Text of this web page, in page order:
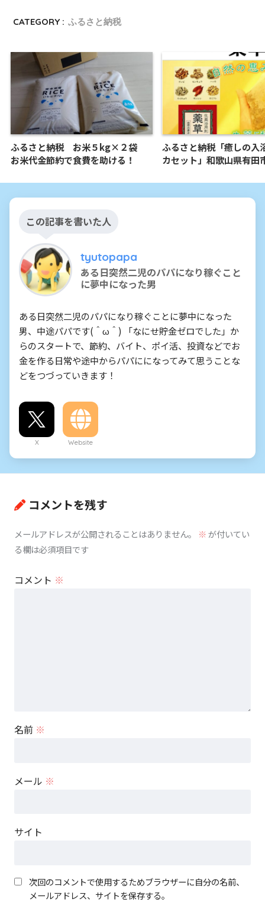
CATEGORY : ふるさと納税
ふるさと納税 お米５kg×２袋
お米代金節約で食費を助ける！
ふるさと納税「癒しの入
カセット」和歌山県有田
この記事を書いた人
tyutopapa
ある日突然二児のパパになり稼ぐこと
に夢中になった男
ある日突然二児のパパになり稼ぐことに夢中になった
男、中途パパです(＾ω＾) 「なにせ貯金ゼロでした」か
らのスタートで、節約、バイト、ポイ活、投資などでお
金を作る日常や途中からパパにになってみて思うことな
どをつづっていきます！
X Website
コメントを残す
メールアドレスが公開されることはありません。 ※が付いてい
る欄は必須項目です
コメント ※
名前 ※
メール ※
サイト
次回のコメントで使用するためブラウザーに自分の名前、
メールアドレス、サイトを保存する。